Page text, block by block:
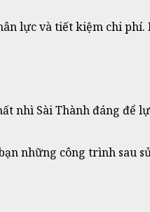
lực và tiết kiệm chi
nhì Sài Thành đáng để
những công trình sau